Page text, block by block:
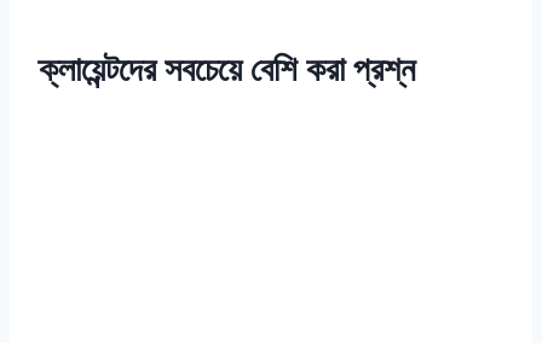
ক্লায়েন্টদের সবচেয়ে বেশি করা প্রশ্ন